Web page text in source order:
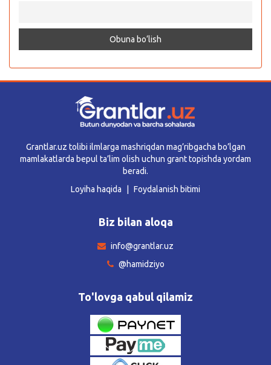
Grantlar.uz tolibi ilmlarga mashriqdan mag’ribgacha bo’lgan
mamlakatlarda bepul ta’lim olish uchun grant topishda yordam
beradi.
Loyiha haqida
Foydalanish bitimi
Biz bilan aloqa
info@grantlar.uz
@hamidziyo
To'lovga qabul qilamiz